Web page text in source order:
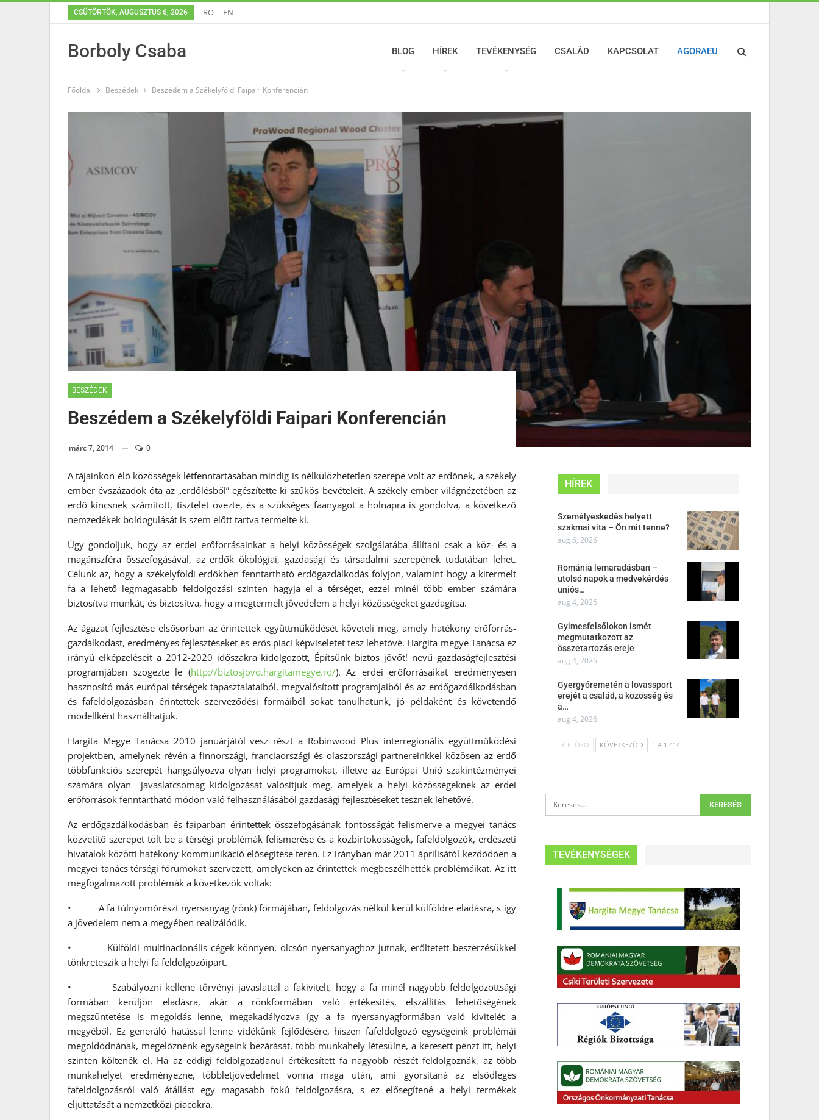
CSÜTÖRTÖK, AUGUSZTUS 6, 2026 RO EN
Borboly Csaba BLOG HÍREK TEVÉKENYSÉG CSALÁD KAPCSOLAT AGORAEU
Főoldal Beszédek Beszédem a Székelyföldi Faipari Konferencián
BESZÉDEK
Beszédem a Székelyföldi Faipari Konferencián
márc 7, 2014 0
A tájainkon élő közösségek létfenntartásában mindig is nélkülözhetetlen szerepe volt az erdőnek, a székely
ember évszázadok óta az „erdőlésből” egészítette ki szűkös bevételeit. A székely ember világnézetében az
erdő kincsnek számított, tisztelet övezte, és a szükséges faanyagot a holnapra is gondolva, a következő
nemzedékek boldogulását is szem előtt tartva termelte ki.
Úgy gondoljuk, hogy az erdei erőforrásainkat a helyi közösségek szolgálatába állítani csak a köz- és a
magánszféra összefogásával, az erdők ökológiai, gazdasági és társadalmi szerepének tudatában lehet.
Célunk az, hogy a székelyföldi erdőkben fenntartható erdőgazdálkodás folyjon, valamint hogy a kitermelt
fa a lehető legmagasabb feldolgozási szinten hagyja el a térséget, ezzel minél több ember számára
biztosítva munkát, és biztosítva, hogy a megtermelt jövedelem a helyi közösségeket gazdagítsa.
Az ágazat fejlesztése elsősorban az érintettek együttműködését követeli meg, amely hatékony erőforrás-
gazdálkodást, eredményes fejlesztéseket és erős piaci képviseletet tesz lehetővé. Hargita megye Tanácsa ez
irányú elképzeléseit a 2012-2020 időszakra kidolgozott, Építsünk biztos jövőt! nevű gazdaságfejlesztési
programjában szögezte le (http://biztosjovo.hargitamegye.ro/). Az erdei erőforrásaikat eredményesen
hasznosító más európai térségek tapasztalataiból, megvalósított programjaiból és az erdőgazdálkodásban
és fafeldolgozásban érintettek szerveződési formáiból sokat tanulhatunk, jó példaként és követendő
modellként használhatjuk.
Hargita Megye Tanácsa 2010 januárjától vesz részt a Robinwood Plus interregionális együttműködési
projektben, amelynek révén a finnországi, franciaországi és olaszországi partnereinkkel közösen az erdő
többfunkciós szerepét hangsúlyozva olyan helyi programokat, illetve az Európai Unió szakintézményei
számára olyan javaslatcsomag kidolgozását valósítjuk meg, amelyek a helyi közösségeknek az erdei
erőforrások fenntartható módon való felhasználásából gazdasági fejlesztéseket tesznek lehetővé.
Az erdőgazdálkodásban és faiparban érintettek összefogásának fontosságát felismerve a megyei tanács
közvetítő szerepet tölt be a térségi problémák felismerése és a közbirtokosságok, fafeldolgozók, erdészeti
hivatalok közötti hatékony kommunikáció elősegítése terén. Ez irányban már 2011 áprilisától kezdődően a
megyei tanács térségi fórumokat szervezett, amelyeken az érintettek megbeszélhették problémáikat. Az itt
megfogalmazott problémák a következők voltak:
• A fa túlnyomórészt nyersanyag (rönk) formájában, feldolgozás nélkül kerül külföldre eladásra, s így
a jövedelem nem a megyében realizálódik.
• Külföldi multinacionális cégek könnyen, olcsón nyersanyaghoz jutnak, erőltetett beszerzésükkel
tönkreteszik a helyi fa feldolgozóipart.
• Szabályozni kellene törvényi javaslattal a fakivitelt, hogy a fa minél nagyobb feldolgozottsági
formában kerüljön eladásra, akár a rönkformában való értékesítés, elszállítás lehetőségének
megszüntetése is megoldás lenne, megakadályozva így a fa nyersanyagformában való kivitelét a
megyéből. Ez generáló hatással lenne vidékünk fejlődésére, hiszen fafeldolgozó egységeink problémái
megoldódnának, megelőznénk egységeink bezárását, több munkahely létesülne, a keresett pénzt itt, helyi
szinten költenék el. Ha az eddigi feldolgozatlanul értékesített fa nagyobb részét feldolgoznák, az több
munkahelyet eredményezne, többletjövedelmet vonna maga után, ami gyorsítaná az elsődleges
fafeldolgozásról való átállást egy magasabb fokú feldolgozásra, s ez elősegítené a helyi termékek
eljuttatását a nemzetközi piacokra.
HÍREK
Személyeskedés helyett
szakmai vita – Ön mit tenne?
aug 6, 2026
Románia lemaradásban –
utolsó napok a medvekérdés
uniós…
aug 4, 2026
Gyimesfelsőlokon ismét
megmutatkozott az
összetartozás ereje
aug 4, 2026
Gyergyóremetén a lovassport
erejét a család, a közösség és
a…
aug 4, 2026
ELŐZŐ KÖVETKEZŐ 1 A 1 414
TEVÉKENYSÉGEK